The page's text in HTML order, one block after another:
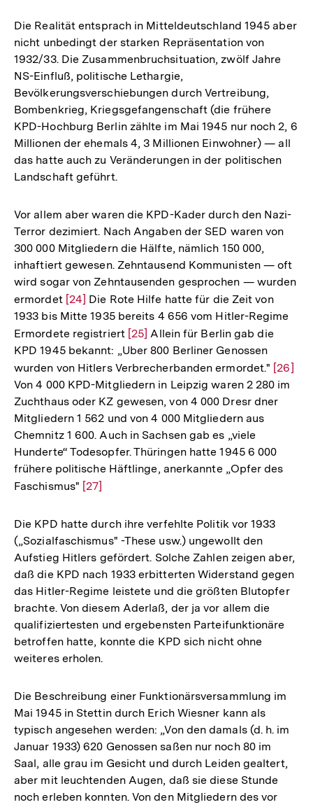
Die Realität entsprach in Mitteldeutschland 1945 aber
nicht unbedingt der starken Repräsentation von
1932/33. Die Zusammenbruchsituation, zwölf Jahre
NS-Einfluß, politische Lethargie,
Bevölkerungsverschiebungen durch Vertreibung,
Bombenkrieg, Kriegsgefangenschaft (die frühere
KPD-Hochburg Berlin zählte im Mai 1945 nur noch 2, 6
Millionen der ehemals 4, 3 Millionen Einwohner) — all
das hatte auch zu Veränderungen in der politischen
Landschaft geführt.
Vor allem aber waren die KPD-Kader durch den Nazi-
Terror dezimiert. Nach Angaben der SED waren von
300 000 Mitgliedern die Hälfte, nämlich 150 000,
inhaftiert gewesen. Zehntausend Kommunisten — oft
wird sogar von Zehntausenden gesprochen — wurden
ermordet Zur
Auflösung
der
Fußnote
[24] Die Rote Hilfe hatte für die Zeit von
1933 bis Mitte 1935 bereits 4 656 vom Hitler-Regime
Ermordete registriert Zur
Auflösung
der
Fußnote
[25] Allein für Berlin gab die
KPD 1945 bekannt: „Uber 800 Berliner Genossen
wurden von Hitlers Verbrecherbanden ermordet." Zur
der
[26]
Von 4 000 KPD-Mitgliedern in Leipzig waren 2 280 im
Zuchthaus oder KZ gewesen, von 4 000 Dresr dner
Mitgliedern 1 562 und von 4 000 Mitgliedern aus
Chemnitz 1 600. Auch in Sachsen gab es „viele
Hunderte“ Todesopfer. Thüringen hatte 1945 6 000
frühere politische Häftlinge, anerkannte „Opfer des
Faschismus" Zur
der
Fußnote
[27]
Die KPD hatte durch ihre verfehlte Politik vor 1933
(„Sozialfaschismus" -These usw.) ungewollt den
Aufstieg Hitlers gefördert. Solche Zahlen zeigen aber,
daß die KPD nach 1933 erbitterten Widerstand gegen
das Hitler-Regime leistete und die größten Blutopfer
brachte. Von diesem Aderlaß, der ja vor allem die
qualifiziertesten und ergebensten Parteifunktionäre
betroffen hatte, konnte die KPD sich nicht ohne
weiteres erholen.
Die Beschreibung einer Funktionärsversammlung im
Mai 1945 in Stettin durch Erich Wiesner kann als
typisch angesehen werden: „Von den damals (d. h. im
Januar 1933) 620 Genossen saßen nur noch 80 im
Saal, alle grau im Gesicht und durch Leiden gealtert,
aber mit leuchtenden Augen, daß sie diese Stunde
noch erleben konnten. Von den Mitgliedern des vor